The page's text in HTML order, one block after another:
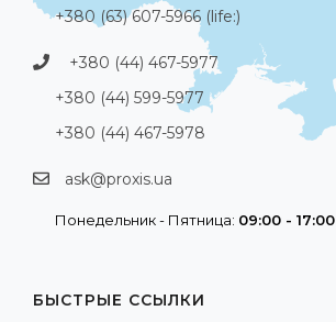
+380 (63) 607-5966 (life:)
+380 (44) 467-5977
+380 (44) 599-5977
+380 (44) 467-5978
ask@proxis.ua
Понедельник - Пятница: 09:00 - 17:00
БЫСТРЫЕ ССЫЛКИ